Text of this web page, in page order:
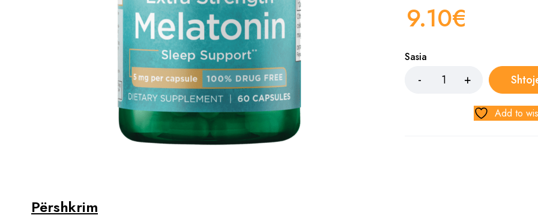
9.10€
Sasia
Add to
Përshkrim